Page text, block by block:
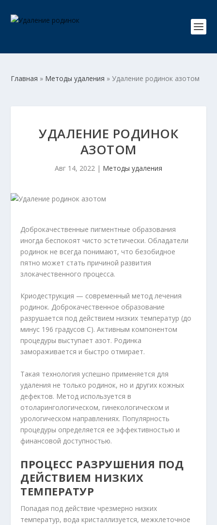
Главная » Методы удаления »Удаление родинок азотом
УДАЛЕНИЕ РОДИНОК
АЗОТОМ
Авг 14, 2022 | Методы удаления
Доброкачественные пигментные образования
иногда беспокоят чисто эстетически. Обладатели
родинок не всегда понимают, что безобидное
пятно может стать причиной развития
злокачественного процесса.
Криодеструкция — современный метод лечения
родинок. Доброкачественное образование
разрушается под действием низких температур (до
минус 196 градусов С). Активным компонентом
процедуры выступает азот. Родинка
замораживается и быстро отмирает.
Такая технология успешно применяется для
удаления не только родинок, но и других кожных
дефектов. Метод используется в
отоларингологическом, гинекологическом и
урологическом направлениях. Популярность
процедуры определяется ее эффективностью и
финансовой доступностью.
ПРОЦЕСС РАЗРУШЕНИЯ ПОД
ДЕЙСТВИЕМ НИЗКИХ
ТЕМПЕРАТУР
Попадая под действие чрезмерно низких
температур, вода кристаллизуется, межклеточное